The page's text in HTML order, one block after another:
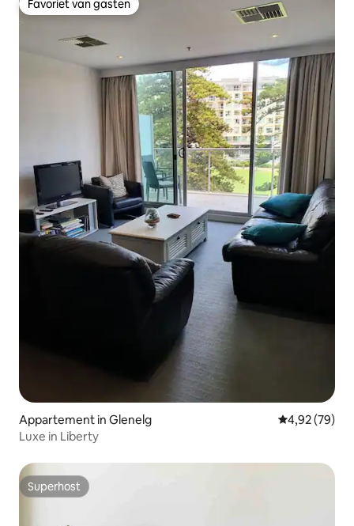
Favoriet van gasten
Favoriet van gasten
Appartement in Glenelg Gemiddelde
4,92 (79)
Luxe in Liberty
Superhost
Superhost